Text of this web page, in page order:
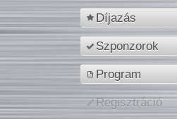
Díjazás
Szponzorok
Program
Regisztráció